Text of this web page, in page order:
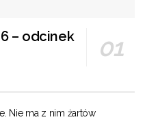
– odcinek
Nie ma z nim żartów